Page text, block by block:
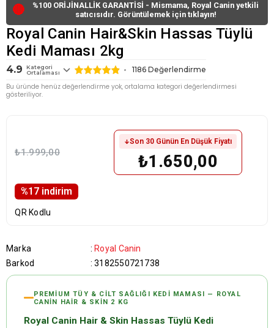
🔴
%100 ORİJİNALLİK GARANTİSİ - Mismama, Royal Canin yetkili
satıcısıdır. Görüntülemek için tıklayın!
Royal Canin Hair&Skin Hassas Tüylü
Kedi Maması 2kg
4.9
Kategori
Ortalaması
1186 Değerlendirme
Bu üründe henüz değerlendirme yok, ortalama kategori değerlendirmesi
gösteriliyor.
%17 i̇ndirim
₺1.999,00
Son 30 Günün En Düşük Fiyatı
₺1.650,00
QR Kodlu
Marka : Royal Canin
Barkod
: 3182550721738
PREMIUM TÜY & CILT SAĞLIĞI KEDI MAMASI — ROYAL
CANIN HAIR & SKIN 2 KG
Royal Canin Hair & Skin Hassas Tüylü Kedi